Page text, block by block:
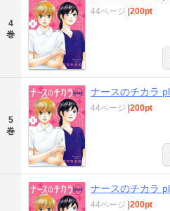
4
巻
44ページ 200pt
5
巻
ナースのチカラ
44ページ 200pt
ナースのチカラ
44ページ 200pt